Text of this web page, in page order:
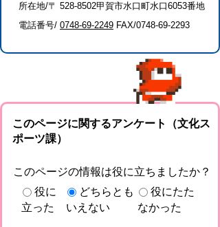
所在地/〒 528-8502甲賀市水口町水口6053番地
電話番号/ 0748-69-2249 FAX/0748-69-2293
このページに関するアンケート（文化ス
ポーツ課）
このページの情報は役に立ちましたか？
役に
立った
どちらとも
いえない
役にたた
なかった